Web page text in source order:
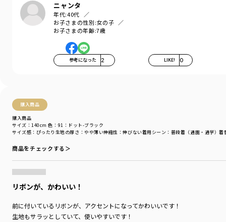
ニャンタ
年代:40代
お子さまの性別:女の子
お子さまの年齢:7歳
参考になった 2 LIKE! 0
購入商品
購入商品
サイズ感 ：ぴったり 生地の厚さ ：やや薄い伸縮性 ：伸びない着用シーン ：普段着（通園・通学）着
サイズ：140cm 色：91：ドット-ブラック
商品をチェックする＞
リボンが、かわいい！
前に付いているリボンが、アクセントになってかわいいです！
生地もサラッとしていて、使いやすいです！
デイリーウェアをご提案する新レーベルです
-----
伸縮性：なし
透け感：なし
ポケット：あり
＃お揃い＃お揃いコーデ
＃ペア＃ペアコーデ
＃リンク＃リンクコーデ
＃ユニセックス
着用イメージ/カラー：93:花柄_ピンク
モデル：身長116.0cm 体重20.8kg
サイズ：サイズ130
ブランド ／
DRC branshes
／ アウトレット
カテゴリ
／ボトムス>ショートパンツ・ハーフパンツ